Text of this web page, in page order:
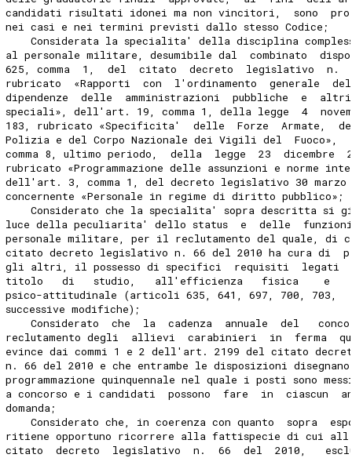
candidati risultati idonei ma non vincitori,  sono
nei casi e nei termini previsti dallo stesso Codice;
Considerata la specialita' della disciplina
al personale militare, desumibile dal  combinato
625, comma  1,  del  citato  decreto  legislativo  n.
rubricato  «Rapporti  con  l'ordinamento  generale
dipendenze  delle  amministrazioni  pubbliche  e
speciali», dell'art. 19, comma 1, della legge  4
183, rubricato «Specificita'  delle  Forze  Armate,
Polizia e del Corpo Nazionale dei Vigili del
comma 8, ultimo periodo,  della  legge  23  dicembre
rubricato «Programmazione delle assunzioni e norme
dell'art. 3, comma 1, del decreto legislativo 30 marzo
concernente «Personale in regime di diritto pubblico»;
Considerato che la specialita' sopra descritta si
luce della peculiarita' dello status  e  delle
personale militare, per il reclutamento del quale, di
citato decreto legislativo n. 66 del 2010 ha cura di
gli altri, il possesso di specifici  requisiti
titolo   di   studio,   all'efficienza   fisica    e
psico-attitudinale (articoli 635, 641, 697, 700, 703,
successive modifiche);
Considerato  che  la  cadenza  annuale  del
reclutamento degli  allievi  carabinieri  in  ferma
evince dai commi 1 e 2 dell'art. 2199 del citato
n. 66 del 2010 e che entrambe le disposizioni
programmazione quinquennale nel quale i posti sono
a concorso e i candidati  possono  fare  in  ciascun
domanda;
Considerato che, in coerenza con quanto  sopra
ritiene opportuno ricorrere alla fattispecie di cui
citato  decreto  legislativo  n.  66  del  2010,